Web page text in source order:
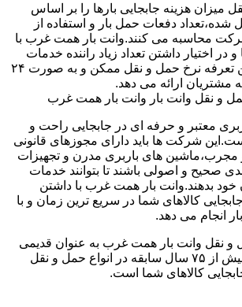
هزینه جابجایی بارها را بر اساس
دفعات حمل بار و استفاده از
محاسبه می کنند.وانت بار همت غرب با
اختیار داشتن تعداد زیاد راننده خدمات
خود را با مناسب ترین تعرفه نرخ حمل و نقل ممکن و به صورت ۲۴
مشتریان ارائه می دهد.
و نقل وانت بار وانت بار همت غرب
معتبر و حرفه ای در جابجایی راحت و
شرکت ها باید دارای مجوزهای قانونی
و مجرب،ماشین های باربری مدرن و تجهیزات
صحیح و اصولی باشند تا بتوانند خدمات
بدهند.وانت بار همت غرب با داشتن
کالاهای شما در سریع ترین زمان و با
انجام می دهد.
نقل وانت بار همت غرب به عنوان قدیمی
ترین باربری ایران با بیش از ۷۵ سال سابقه در انواع حمل و نقل
کالاهای شما است.